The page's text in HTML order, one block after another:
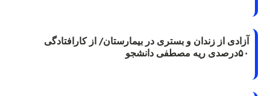
آزادی از زندان و بستری در بیمارستان/ از کارافتادگی
۵۰درصدی ریه مصطفی دانشجو